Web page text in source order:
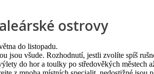
ostrovy
do listopadu.
jsou všude. Rozhodnutí, jestli zvolíte spíš
do hor a toulky po středověkých městech